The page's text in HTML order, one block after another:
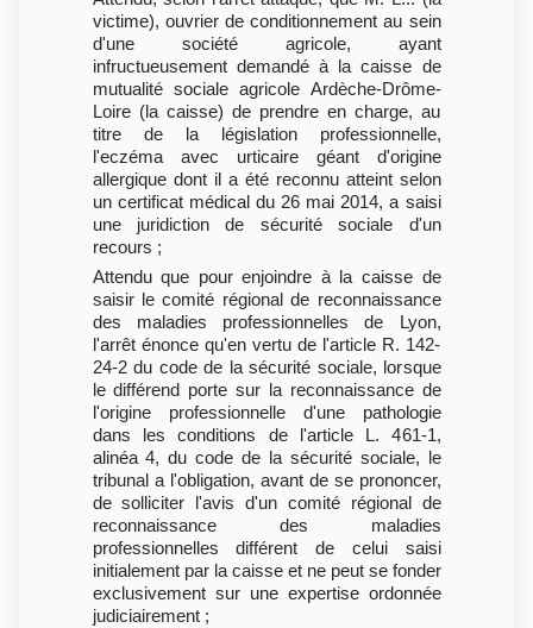
victime), ouvrier de conditionnement au sein
d'une société agricole, ayant
infructueusement demandé à la caisse de
mutualité sociale agricole Ardèche-Drôme-
Loire (la caisse) de prendre en charge, au
titre de la législation professionnelle,
l'eczéma avec urticaire géant d'origine
allergique dont il a été reconnu atteint selon
un certificat médical du 26 mai 2014, a saisi
une juridiction de sécurité sociale d'un
recours ;
Attendu que pour enjoindre à la caisse de
saisir le comité régional de reconnaissance
des maladies professionnelles de Lyon,
l'arrêt énonce qu'en vertu de l'article R. 142-
24-2 du code de la sécurité sociale, lorsque
le différend porte sur la reconnaissance de
l'origine professionnelle d'une pathologie
dans les conditions de l'article L. 461-1,
alinéa 4, du code de la sécurité sociale, le
tribunal a l'obligation, avant de se prononcer,
de solliciter l'avis d'un comité régional de
reconnaissance des maladies
professionnelles différent de celui saisi
initialement par la caisse et ne peut se fonder
exclusivement sur une expertise ordonnée
judiciairement ;